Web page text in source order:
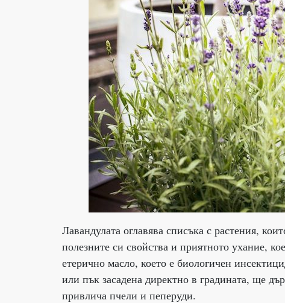
Лавандулата оглавява списъка с растения,
полезните си свойства и приятното ухание,
етерично масло, което е биологичен
или пък засадена директно в градината, ще
привлича пчели и пеперуди.